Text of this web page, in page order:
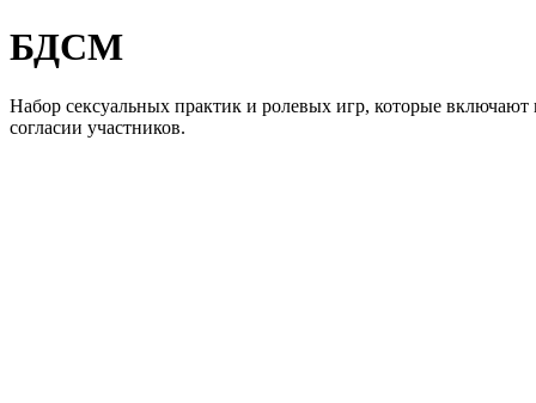
БДСМ
Набор сексуальных практик и ролевых игр, которые включают
согласии участников.